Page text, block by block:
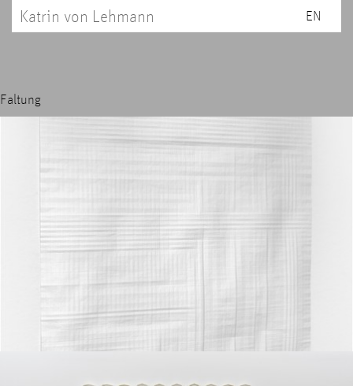
Katrin von Lehmann EN
Faltung